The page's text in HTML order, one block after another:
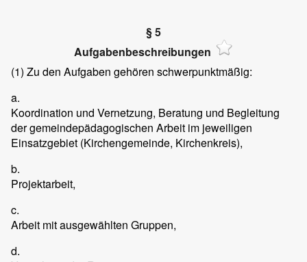
§ 5
Aufgabenbeschreibungen
(1) Zu den Aufgaben gehören schwerpunktmäßig:
a.
Koordination und Vernetzung, Beratung und Begleitung
der gemeindepädagogischen Arbeit im jeweiligen
Einsatzgebiet (Kirchengemeinde, Kirchenkreis),
b.
Projektarbeit,
c.
Arbeit mit ausgewählten Gruppen,
d.